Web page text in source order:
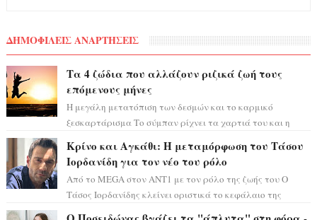
ΔΗΜΟΦΙΛΕΙΣ ΑΝΑΡΤΗΣΕΙΣ
Τα 4 ζώδια που αλλάζουν ριζικά ζωή τους
επόμενους μήνες
Η μεγάλη μετατόπιση των δεσμών και το καρμικό
ξεσκαρτάρισμα Το σύμπαν ρίχνει τα χαρτιά του και η
Κρίνο και Αγκάθι: Η μεταμόρφωση του Τάσου
Ιορδανίδη για τον νέο του ρόλο
Από το MEGA στον ΑΝΤ1 με τον ρόλο της ζωής του Ο
Τάσος Ιορδανίδης κλείνει οριστικά το κεφάλαιο της